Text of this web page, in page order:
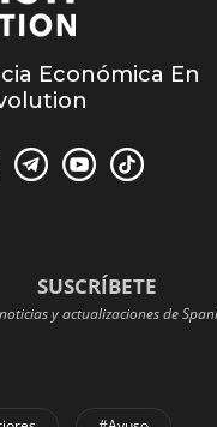
Económica En
SUSCRÍBETE
y actualizaciones de